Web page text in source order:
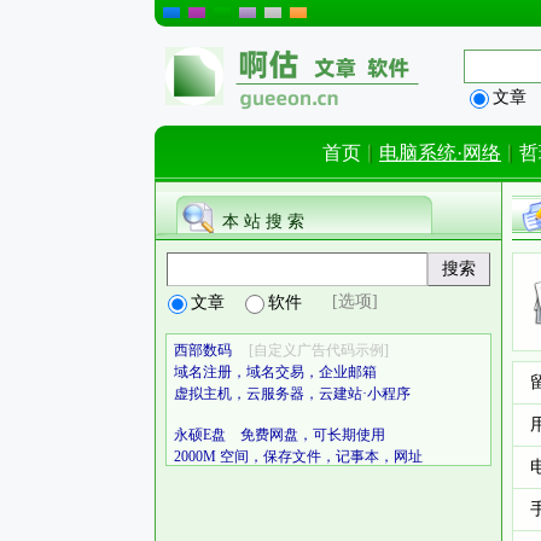
文章
首页 电脑系统·网络 哲
本 站 搜 索
文章 软件 [选项]
西部数码
[自定义广告代码示例]
域名注册，域名交易，企业邮箱
虚拟主机，云服务器，云建站·小程序
永硕E盘 免费网盘，可长期使用
2000M 空间，保存文件，记事本，网址